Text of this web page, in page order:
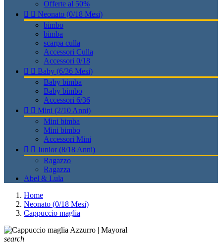
Offerte al 50%
  Neonato (0/18 Mesi)
bimbo
bimba
scarpa culla
Accessori Culla
Accessori 0/18
  Baby (6/36 Mesi)
Baby bimba
Baby bimbo
Accessori 6/36
  Mini (2/10 Anni)
Mini bimba
Mini bimbo
Accessori Mini
  Junior (8/18 Anni)
Ragazzo
Ragazza
Abel & Lula
Home
Neonato (0/18 Mesi)
Cappuccio maglia
search